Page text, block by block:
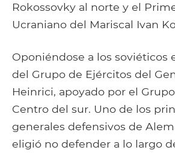
Rokossovky al norte y el
Ucraniano del Mariscal Ivan
Oponiéndose a los soviéticos
del Grupo de Ejércitos del
Heinrici, apoyado por el
Centro del sur. Uno de los
generales defensivos de
eligió no defender a lo largo